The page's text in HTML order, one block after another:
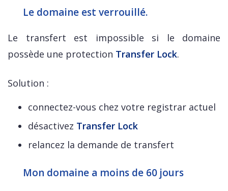
Le domaine est verrouillé.
Le transfert est impossible si le domaine
possède une protection Transfer Lock.
Solution :
connectez-vous chez votre registrar actuel
désactivez Transfer Lock
relancez la demande de transfert
Mon domaine a moins de 60 jours